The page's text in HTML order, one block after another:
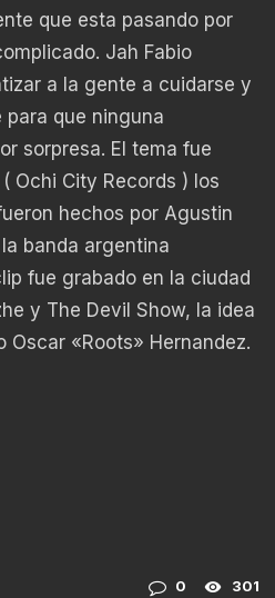
que esta pasando por
Jah Fabio
a la gente a cuidarse y
que ninguna
sorpresa. El tema fue
Ochi City Records ) los
hechos por Agustin
banda argentina
fue grabado en la ciudad
y The Devil Show, la idea
«Roots» Hernandez.
0 301